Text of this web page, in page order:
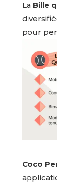
La Bille
pour
Coco